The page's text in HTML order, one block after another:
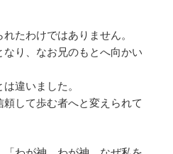
たわけではありません。
り、なお兄のもとへ向かい
違いました。
して歩む者へと変えられて